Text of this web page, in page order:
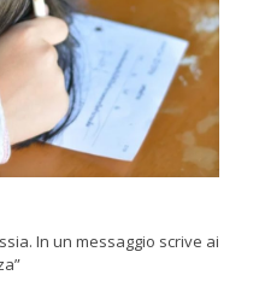
In un messaggio scrive ai